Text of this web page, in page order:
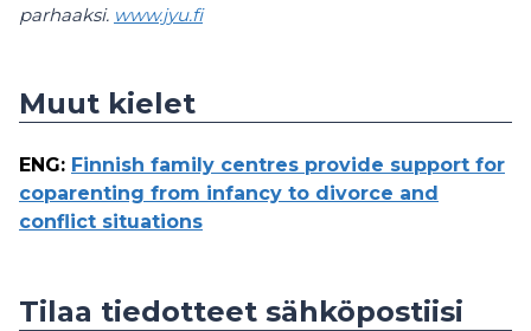
parhaaksi. www.jyu.fi
Muut kielet
ENG: Finnish family centres provide support for
coparenting from infancy to divorce and
conflict situations
Tilaa tiedotteet sähköpostiisi